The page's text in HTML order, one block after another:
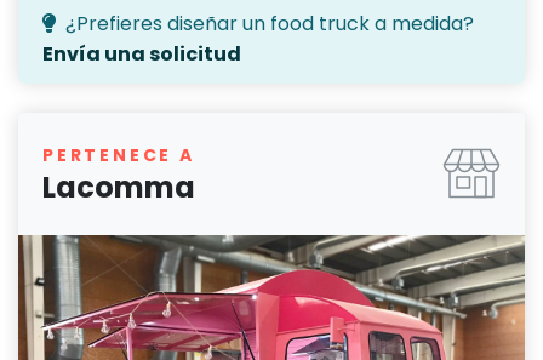
¿Prefieres diseñar un food truck a medida?
Envía una solicitud
PERTENECE A
Lacomma